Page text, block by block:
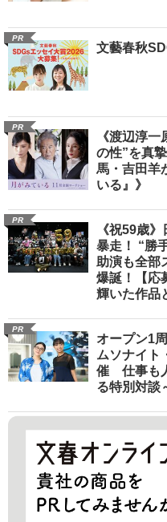
PR
文藝春秋
PR
《渡辺淳
の性”を真
馬・吉田羊
いる』》
PR
《祝59歳
暴走！ “勝
助演も全部
爆誕！【応
輝いた作品
PR
オープン1
ムソナイト
催 仕事も
る特別対談